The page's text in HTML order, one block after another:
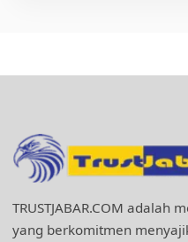
TRUSTJABAR.COM adalah
yang berkomitmen